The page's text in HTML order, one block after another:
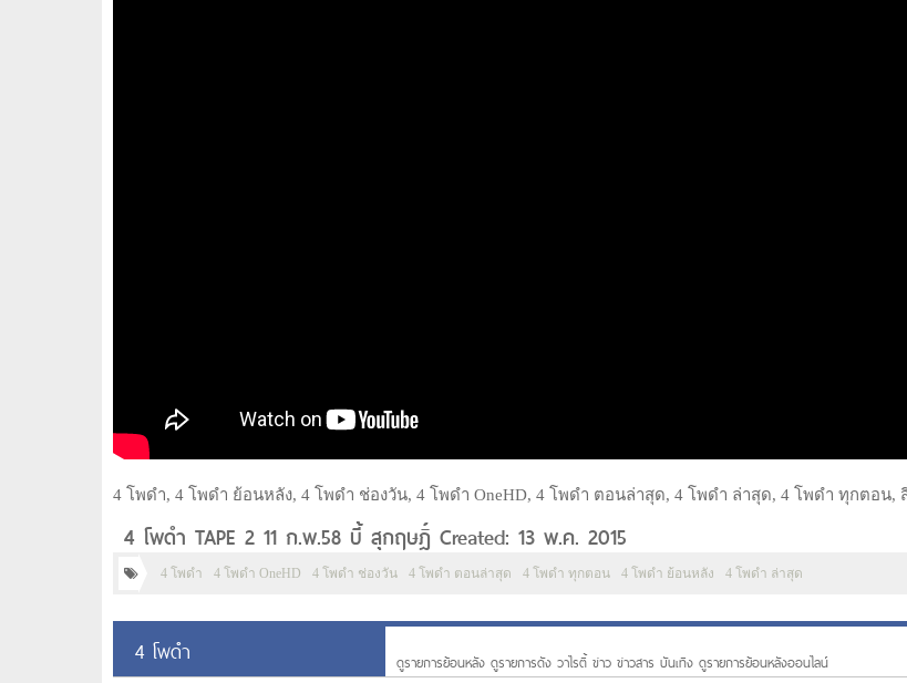
4 โพดำ, 4 โพดำ ย้อนหลัง, 4 โพดำ ช่องวัน, 4 โพดำ OneHD, 4 โพดำ ตอนล่าสุด, 4 โพดำ ล่าสุด, 4 โพดำ ทุกตอน,
4 โพดำ TAPE 2 11 ก.พ.58 บี้ สุกฤษฎิ์ Created: 13 พ.ค. 2015
4 โพดำ 4 โพดำ OneHD 4 โพดำ ช่องวัน 4 โพดำ ตอนล่าสุด 4 โพดำ ทุกตอน 4 โพดำ ย้อนหลัง 4 โพดำ ล่าสุด
4 โพดำ ดูรายการย้อนหลัง ดูรายการดัง วาไรตี้ ข่าว ข่าวสาร บันเทิง ดูรายการย้อนหลังออนไลน์